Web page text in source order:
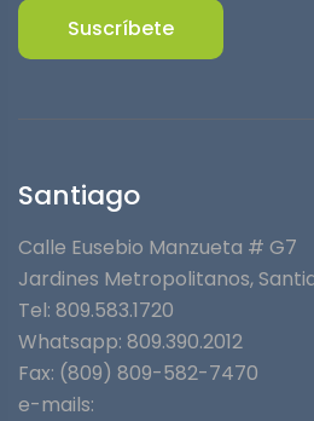
Suscríbete
Santiago
Calle Eusebio Manzueta # G7
Jardines Metropolitanos⁣,
Tel: 809.583.1720
Whatsapp: 809.390.2012
Fax: (809) 809-582-7470
e-mails: